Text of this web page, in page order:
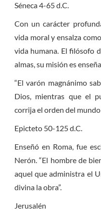
Séneca 4-65 d.C.
Con un carácter
vida moral y ensalza
vida humana. El filósofo
almas, su misión es
“El varón magnánimo
Dios, mientras que el
corrija el orden del
Epicteto 50-125 d.C.
Enseñó en Roma, fue
Nerón. “El hombre de
aquel que administra el
divina la obra”.
Jerusalén